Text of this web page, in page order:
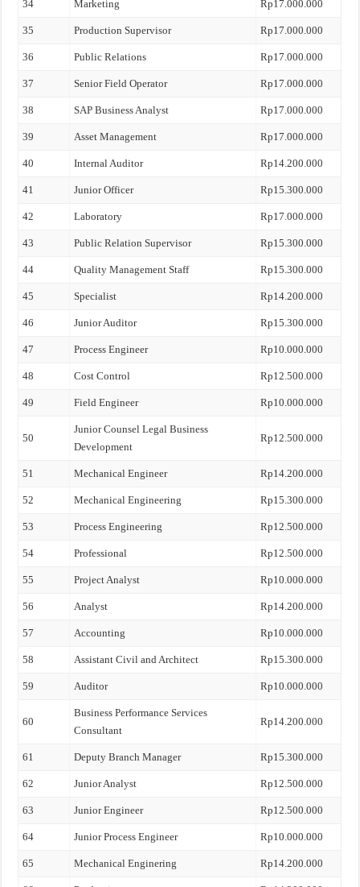
34 Marketing Rp17.000.000
35 Production Supervisor Rp17.000.000
36 Public Relations Rp17.000.000
37 Senior Field Operator Rp17.000.000
38 SAP Business Analyst Rp17.000.000
39 Asset Management Rp17.000.000
40 Internal Auditor Rp14.200.000
41 Junior Officer Rp15.300.000
42 Laboratory Rp17.000.000
43 Public Relation Supervisor Rp15.300.000
44 Quality Management Staff Rp15.300.000
45 Specialist Rp14.200.000
46 Junior Auditor Rp15.300.000
47 Process Engineer Rp10.000.000
48 Cost Control Rp12.500.000
49 Field Engineer Rp10.000.000
50
Junior Counsel Legal Business
Development
Rp12.500.000
51 Mechanical Engineer Rp14.200.000
52 Mechanical Engineering Rp15.300.000
53 Process Engineering Rp12.500.000
54 Professional Rp12.500.000
55 Project Analyst Rp10.000.000
56 Analyst Rp14.200.000
57 Accounting Rp10.000.000
58 Assistant Civil and Architect Rp15.300.000
59 Auditor Rp10.000.000
60
Business Performance Services
Consultant
Rp14.200.000
61 Deputy Branch Manager Rp15.300.000
62 Junior Analyst Rp12.500.000
63 Junior Engineer Rp12.500.000
64 Junior Process Engineer Rp10.000.000
65 Mechanical Enginering Rp14.200.000